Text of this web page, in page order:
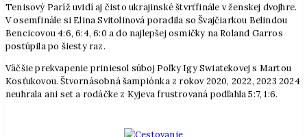
Tenisový Paríž uvidí aj čisto ukrajinské štvrťfinále v ženskej dvojhre.
V osemfinále si Elina Svitolinová poradila so Švajčiarkou Belindou
Bencicovou 4:6, 6:4, 6:0 a do najlepšej osmičky na Roland Garros
postúpila po šiesty raz.
Väčšie prekvapenie priniesol súboj Poľky Igy Swiatekovej s Martou
Kosťukovou. Štvornásobná šampiónka z rokov 2020, 2022, 2023 2024
neuhrala ani set a rodáčke z Kyjeva frustrovaná podľahla 5:7, 1:6.